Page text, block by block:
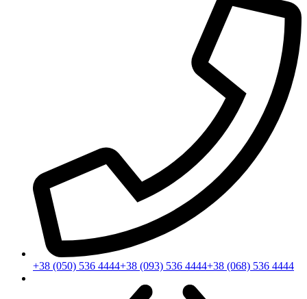
+38 (050) 536 4444+38 (093) 536 4444+38 (068) 536 4444